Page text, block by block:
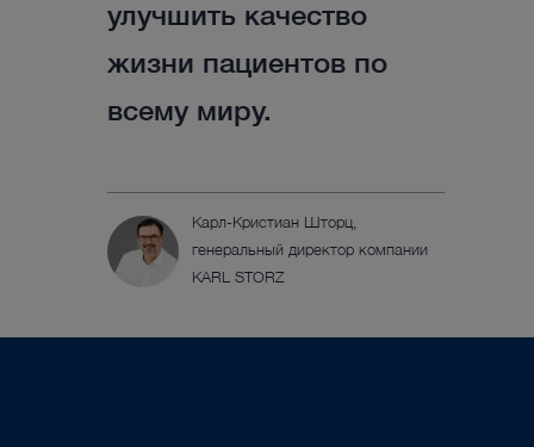
улучшить качество
жизни пациентов по
всему миру.
Карл-Кристиан Шторц,
генеральный директор компании
KARL STORZ